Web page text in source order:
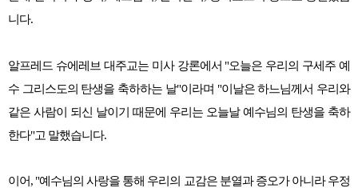
니다.
알프레드 슈에레브 대주교는 미사 강론에서 "오늘은 우리의 구세주 예
수 그리스도의 탄생을 축하하는 날"이라며 "이날은 하느님께서 우리와
같은 사람이 되신 날이기 때문에 우리는 오늘날 예수님의 탄생을 축하
한다"고 말했습니다.
이어, "예수님의 사랑을 통해 우리의 교감은 분열과 증오가 아니라 우정